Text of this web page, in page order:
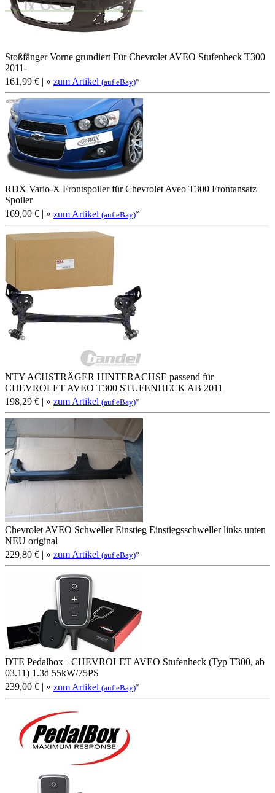
Stoßfänger Vorne grundiert Für Chevrolet AVEO Stufenheck T300
2011-
161,99 € | » zum Artikel (auf eBay)*
RDX Vario-X Frontspoiler für Chevrolet Aveo T300 Frontansatz
Spoiler
169,00 € | » zum Artikel (auf eBay)*
NTY ACHSTRÄGER HINTERACHSE passend für
CHEVROLET AVEO T300 STUFENHECK AB 2011
198,29 € | » zum Artikel (auf eBay)*
Chevrolet AVEO Schweller Einstieg Einstiegsschweller links unten
NEU original
229,80 € | » zum Artikel (auf eBay)*
DTE Pedalbox+ CHEVROLET AVEO Stufenheck (Typ T300, ab
03.11) 1.3d 55kW/75PS
239,00 € | » zum Artikel (auf eBay)*